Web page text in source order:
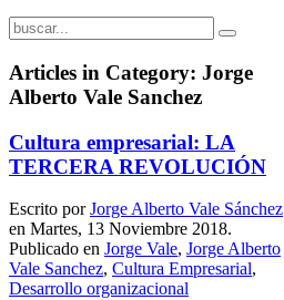
Articles in Category: Jorge
Alberto Vale Sanchez
Cultura empresarial: LA
TERCERA REVOLUCIÓN
Escrito porJorge Alberto Vale Sánchez
en Martes, 13 Noviembre 2018.
Publicado en Jorge Vale, Jorge Alberto
Vale Sanchez, Cultura Empresarial,
Desarrollo organizacional